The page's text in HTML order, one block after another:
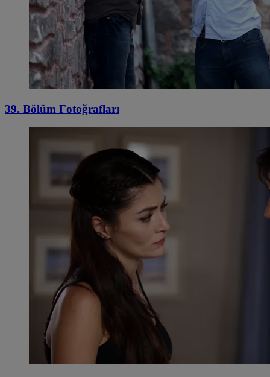
39. Bölüm Fotoğrafları